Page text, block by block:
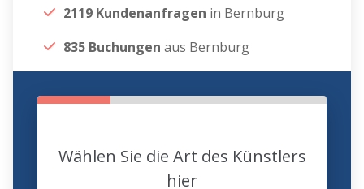
2119 Kundenanfragen in Bernburg
835 Buchungen aus Bernburg
Wählen Sie die Art des Künstlers
hier